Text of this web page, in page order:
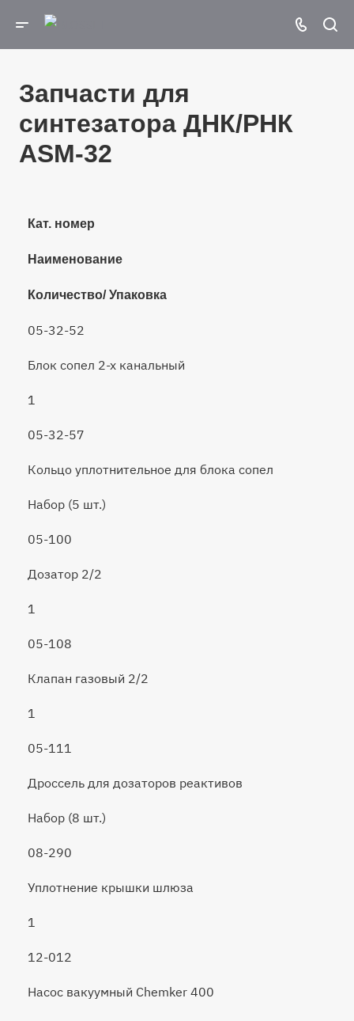
Запчасти для
синтезатора ДНК/РНК
ASM-32
Кат. номер
Наименование
Количество/ Упаковка
05-32-52
Блок сопел 2-х канальный
1
05-32-57
Кольцо уплотнительное для блока сопел
Набор (5 шт.)
05-100
Дозатор 2/2
1
05-108
Клапан газовый 2/2
1
05-111
Дроссель для дозаторов реактивов
Набор (8 шт.)
08-290
Уплотнение крышки шлюза
1
12-012
Насос вакуумный Chemker 400